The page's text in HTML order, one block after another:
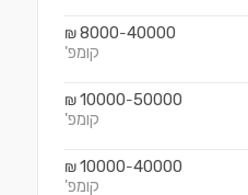
8000-40000
₪
קומפ'
10000-50000
₪
קומפ'
10000-40000
₪
קומפ'